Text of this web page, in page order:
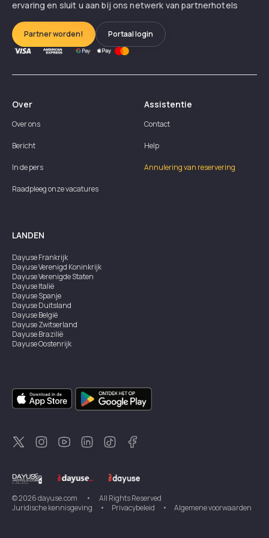
ervaring en sluit u aan bij ons netwerk van partnerhotels
Partner worden! Portaal login
Over
Over ons
Bericht
In de pers
Raadpleeg onze vacatures
Assistentie
Contact
Help
Annulering van reservering
LANDEN
DayuseFrankrijk
DayuseVerenigd Koninkrijk
DayuseVerenigde Staten
DayuseItalië
DayuseSpanje
DayuseDuitsland
DayuseBelgië
DayuseZwitserland
DayuseBrazilië
DayuseOostenrijk
DayuseSingapore
DayuseZweden
DayuseThailand
DayuseNieuw-Zeeland
DayuseTurkiye
©2026dayuse.com •
All Rights Reserved
Juridische kennisgeving
• Privacybeleid • Algemene voorwaarden